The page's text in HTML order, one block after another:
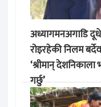
अध्यागमनअगाडि
रोइरहेकी निलम
‘श्रीमान्
गर्छु’